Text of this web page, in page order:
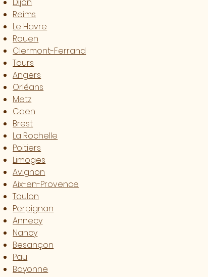
Reims
Le Havre
Rouen
Clermont-Ferrand
Tours
Angers
Orléans
Metz
Caen
Brest
La Rochelle
Poitiers
Limoges
Avignon
Aix-en-Provence
Toulon
Perpignan
Annecy
Nancy
Besançon
Pau
Bayonne